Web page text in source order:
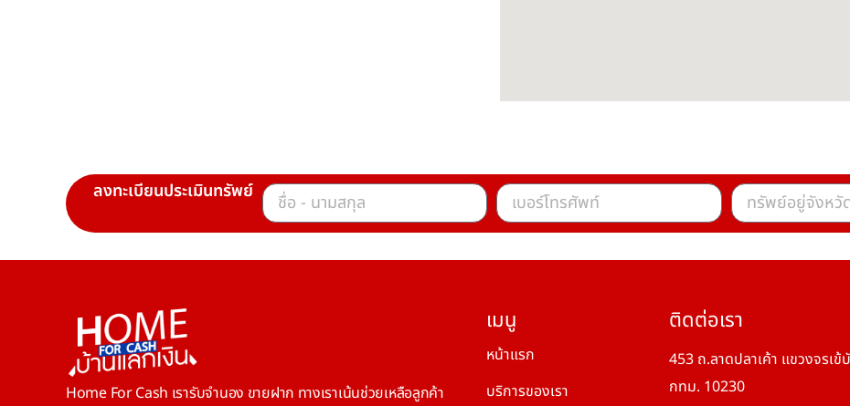
ลงทะเบียนประเมินทรัพย์
Home For Cash เรารับจำนอง ขายฝาก ทางเราเน้นช่วยเหลือลูกค้า
เมนู
หน้าแรก
บริการของเรา
ติดต่อเรา
453 ถ.ลาดปลาเค้า แขวงจรเข้
กทม. 10230